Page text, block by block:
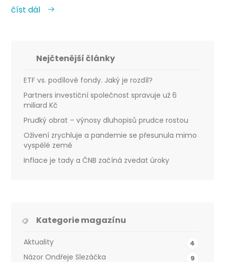
číst dál
Nejčtenější články
ETF vs. podílové fondy. Jaký je rozdíl?
Partners investiční společnost spravuje už 6
miliard Kč
Prudký obrat – výnosy dluhopisů prudce rostou
Oživení zrychluje a pandemie se přesunula mimo
vyspělé země
Inflace je tady a ČNB začíná zvedat úroky
Kategorie magazínu
Aktuality 4
Názor Ondřeje Slezáčka 9